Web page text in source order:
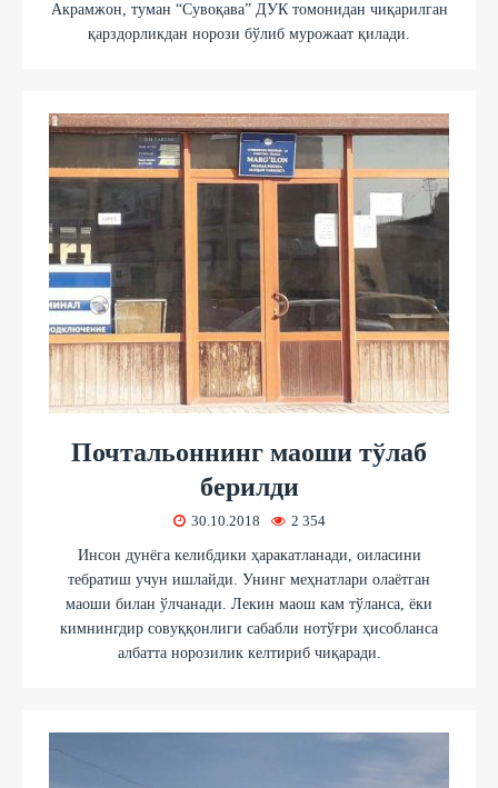
Акрамжон, туман “Сувоқава” ДУК томонидан чиқарилган
қарздорликдан норози бўлиб мурожаат қилади.
Почтальоннинг маоши тўлаб
берилди
30.10.2018 2 354
Инсон дунёга келибдики ҳаракатланади, оиласини
тебратиш учун ишлайди. Унинг меҳнатлари олаётган
маоши билан ўлчанади. Лекин маош кам тўланса, ёки
кимнингдир совуққонлиги сабабли нотўғри ҳисобланса
албатта норозилик келтириб чиқаради.